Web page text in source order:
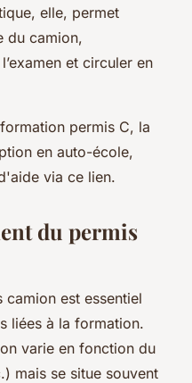
elle, permet
du camion,
et circuler en
permis C, la
en auto-école,
via ce lien.
du permis
est essentiel
liées à la formation.
varie en fonction du
mais se situe souvent